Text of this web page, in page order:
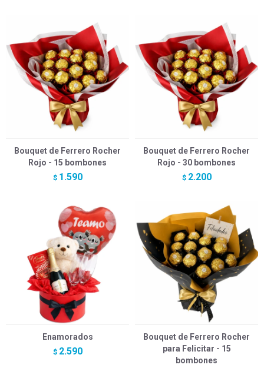
Bouquet de Ferrero Rocher
Rojo - 15 bombones
$ 1.590
Bouquet de Ferrero Rocher
Rojo - 30 bombones
$ 2.200
Enamorados
$ 2.590
Bouquet de Ferrero Rocher
para Felicitar - 15
bombones